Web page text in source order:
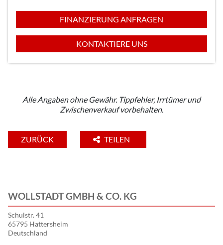
FINANZIERUNG ANFRAGEN
KONTAKTIERE UNS
Alle Angaben ohne Gewähr. Tippfehler, Irrtümer und
Zwischenverkauf vorbehalten.
ZURÜCK TEILEN
WOLLSTADT GMBH & CO. KG
Schulstr. 41
65795 Hattersheim
Deutschland